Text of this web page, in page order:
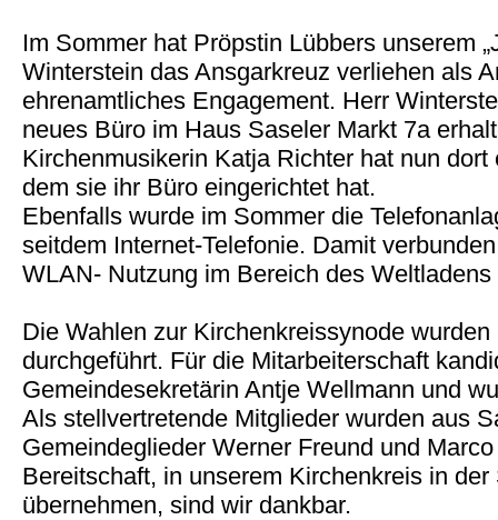
Im Sommer hat Pröpstin Lübbers unserem
Winterstein das Ansgarkreuz verliehen als
ehrenamtliches Engagement. Herr
neues Büro im Haus Saseler Markt 7a
Kirchenmusikerin Katja Richter hat nun
dem sie ihr Büro eingerichtet hat.
Ebenfalls wurde im Sommer die
seitdem Internet-Telefonie. Damit
WLAN- Nutzung im Bereich des
Die Wahlen zur Kirchenkreissynode
durchgeführt. Für die Mitarbeiterschaft
Gemeindesekretärin Antje Wellmann und
Als stellvertretende Mitglieder wurden aus
Gemeindeglieder Werner Freund und
Bereitschaft, in unserem Kirchenkreis in
übernehmen, sind wir dankbar.